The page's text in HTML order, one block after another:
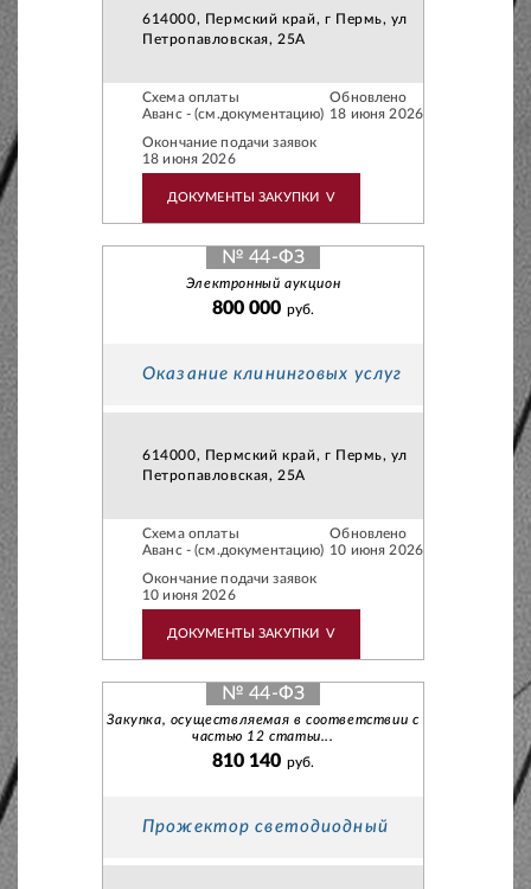
614000, Пермский край, г Пермь, ул
Петропавловская, 25А
Схема оплаты
Аванс - (см.документацию)
Обновлено
18 июня 2026
Окончание подачи заявок
18 июня 2026
ДОКУМЕНТЫ ЗАКУПКИ V
№ 44-ФЗ
Электронный аукцион
800 000 руб.
Оказание клининговых услуг
614000, Пермский край, г Пермь, ул
Петропавловская, 25А
Схема оплаты
Аванс - (см.документацию)
Обновлено
10 июня 2026
Окончание подачи заявок
10 июня 2026
ДОКУМЕНТЫ ЗАКУПКИ V
№ 44-ФЗ
Закупка, осуществляемая в соответствии с
частью 12 статьи...
810 140 руб.
Прожектор светодиодный